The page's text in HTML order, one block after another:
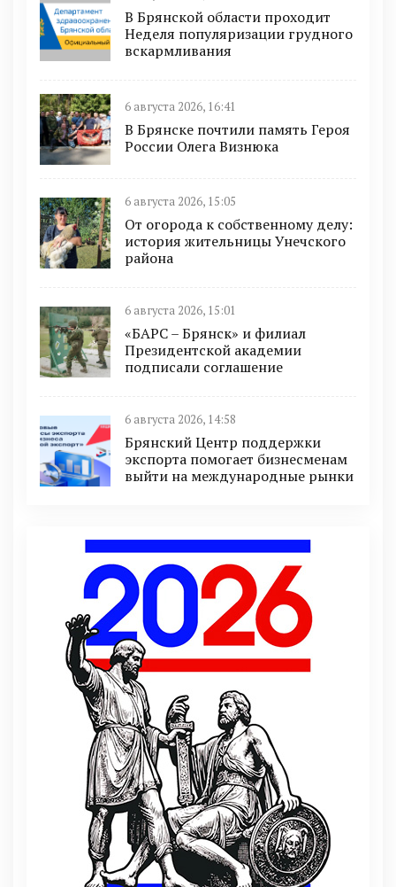
В Брянской области проходит
Неделя популяризации грудного
вскармливания
6 августа 2026, 16:41
В Брянске почтили память Героя
России Олега Визнюка
6 августа 2026, 15:05
От огорода к собственному делу:
история жительницы Унечского
района
6 августа 2026, 15:01
«БАРС – Брянск» и филиал
Президентской академии
подписали соглашение
6 августа 2026, 14:58
Брянский Центр поддержки
экспорта помогает бизнесменам
выйти на международные рынки